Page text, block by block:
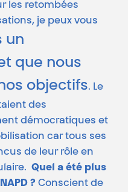
les retombées
je peux vous
un
que nous
objectifs. Le
des
démocratiques et
car tous ses
de leur rôle en
Quel a été plus
? Conscient de